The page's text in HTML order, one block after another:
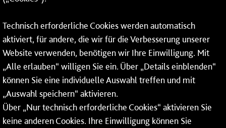
Fax: 06131 – 12 66 66
* Montags bis freitags bis 7 und ab 18 Uhr sowie an
Wochenenden und Feiertagen ganztags werden Ihre
Anrufe je nach Themenauswahl an ein Callcenter des
RMV oder von nextbike weitergeleitet. Dort erhalten Sie
ausschließlich Auskünfte zum Fahrplan bzw. zu
meinRad.
Technisch erforderliche Cookies werden automatisch
aktiviert, für andere, die wir für die Verbesserung unserer
Website verwenden, benötigen wir Ihre Einwilligung. Mit
„Alle erlauben“ willigen Sie ein. Über „Details einblenden“
können Sie eine individuelle Auswahl treffen und mit
„Auswahl speichern“ aktivieren.
Über „Nur technisch erforderliche Cookies“ aktivieren Sie
keine anderen Cookies. Ihre Einwilligung können Sie